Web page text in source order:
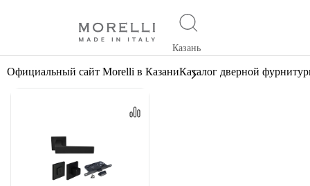
Казань
Официальный сайт Morelli в КазаниКаталог дверной